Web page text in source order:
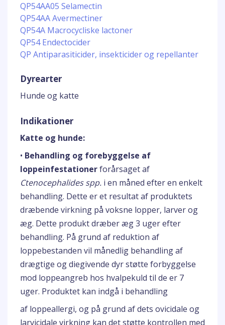
QP54AA05 Selamectin
QP54AA Avermectiner
QP54A Macrocycliske lactoner
QP54 Endectocider
QP Antiparasiticider, insekticider og repellanter
Dyrearter
Hunde og katte
Indikationer
Katte og hunde:
• Behandling og forebyggelse af
loppeinfestationerforårsaget af
Ctenocephalides spp. i en måned efter en enkelt
behandling. Dette er et resultat af produktets
dræbende virkning på voksne lopper, larver og
æg. Dette produkt dræber æg 3 uger efter
behandling. På grund af reduktion af
loppebestanden vil månedlig behandling af
drægtige og diegivende dyr støtte forbyggelse
mod loppeangreb hos hvalpekuld til de er 7
uger. Produktet kan indgå i behandling
af loppeallergi, og på grund af dets ovicidale og
larvicidale virkning kan det støtte kontrollen med